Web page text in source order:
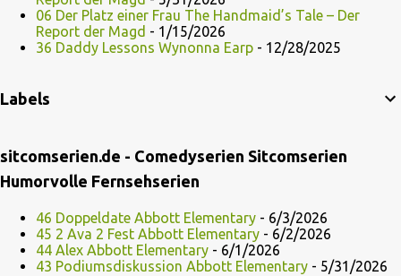
06 Der Platz einer Frau The Handmaid’s Tale – Der
Report der Magd - 1/15/2026
36 Daddy Lessons Wynonna Earp - 12/28/2025
Labels
sitcomserien.de - Comedyserien Sitcomserien
Humorvolle Fernsehserien
46 Doppeldate Abbott Elementary - 6/3/2026
45 2 Ava 2 Fest Abbott Elementary - 6/2/2026
44 Alex Abbott Elementary - 6/1/2026
43 Podiumsdiskussion Abbott Elementary - 5/31/2026